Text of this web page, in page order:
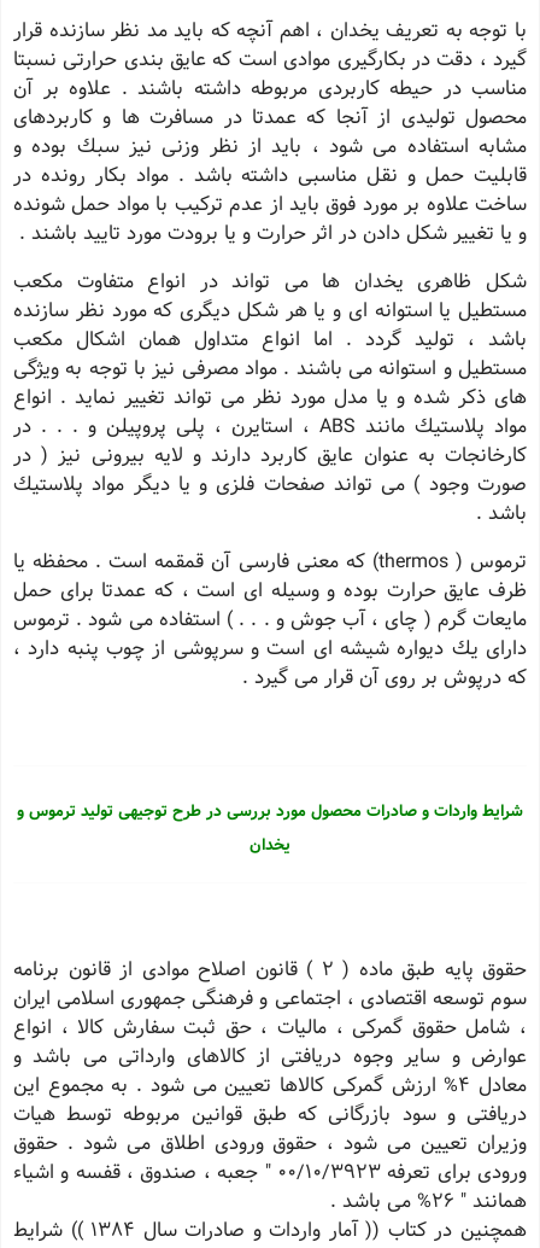
با توجه به تعریف یخدان ، اهم آنچه كه باید مد نظر سازنده قرار
گیرد ، دقت در بكارگیری موادی است كه عایق بندی حرارتی نسبتا
مناسب در حیطه كاربردی مربوطه داشته باشند . علاوه بر آن
محصول تولیدی از آنجا كه عمدتا در مسافرت ها و كاربردهای
مشابه استفاده می شود ، باید از نظر وزنی نیز سبك بوده و
قابلیت حمل و نقل مناسبی داشته باشد . مواد بكار رونده در
ساخت علاوه بر مورد فوق باید از عدم تركیب با مواد حمل شونده
و یا تغییر شكل دادن در اثر حرارت و یا برودت مورد تایید باشند .
شكل ظاهری یخدان ها می تواند در انواع متفاوت مكعب
مستطیل یا استوانه ای و یا هر شكل دیگری كه مورد نظر سازنده
باشد ، تولید گردد . اما انواع متداول همان اشكال مكعب
مستطیل و استوانه می باشند . مواد مصرفی نیز با توجه به ویژگی
های ذكر شده و یا مدل مورد نظر می تواند تغییر نماید . انواع
مواد پلاستیك مانند ABS ، استایرن ، پلی پروپیلن و . . . در
كارخانجات به عنوان عایق كاربرد دارند و لایه بیرونی نیز ( در
صورت وجود ) می تواند صفحات فلزی و یا دیگر مواد پلاستیك
باشد .
ترموس ( thermos) كه معنی فارسی آن قمقمه است . محفظه یا
ظرف عایق حرارت بوده و وسیله ای است ، كه عمدتا برای حمل
مایعات گرم ( چای ، آب جوش و . . . ) استفاده می شود . ترموس
دارای یك دیواره شیشه ای است و سرپوشی از چوب پنبه دارد ،
كه درپوش بر روی آن قرار می گیرد .
شرایط واردات و صادرات محصول مورد بررسی در طرح توجیهی تولید ترموس و
یخدان
حقوق پایه طبق ماده ( ٢ ) قانون اصلاح موادی از قانون برنامه
سوم توسعه اقتصادی ، اجتماعی و فرهنگی جمهوری اسلامی ایران
، شامل حقوق گمركی ، مالیات ، حق ثبت سفارش كالا ، انواع
عوارض و سایر وجوه دریافتی از كالاهای وارداتی می باشد و
معادل ٤% ارزش گمركی كالاها تعیین می شود . به مجموع این
دریافتی و سود بازرگانی كه طبق قوانین مربوطه توسط هیات
وزیران تعیین می شود ، حقوق ورودی اطلاق می شود . حقوق
ورودی برای تعرفه 00/10/3923 " جعبه ، صندوق ، قفسه و اشیاء
همانند " 26% می باشد .
همچنین در كتاب (( آمار واردات و صادرات سال ١٣٨٤ )) شرایط